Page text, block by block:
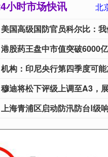
小时市场快讯 北
美国高级国防官员科尔比：我
港股药王盘中市值突破6000
机构：印尼央行第四季度可
穆迪将松下评级上调至A3，展
上海青浦区启动防汛防台Ⅰ级